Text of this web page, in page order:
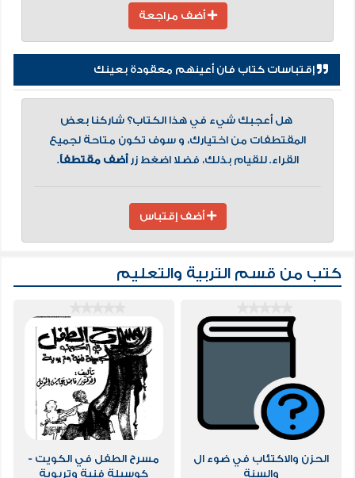
أضف مراجعة
إقتباسات كتاب فان أعينهم معقودة بعينك
هل أعجبك شيء في هذا الكتاب؟ شاركنا بعض
المقتطفات من اختيارك، و سوف تكون متاحة لجميع
القراء. للقيام بذلك، فضلا اضغط زرأضف مقتطفاً.
أضف إقتباس
كتب من قسم التربية والتعليم
الحزن والاكتئاب في ضوء ال
والسنة
مسرح الطفل في الكويت -
كوسيلة فنية وتربوية